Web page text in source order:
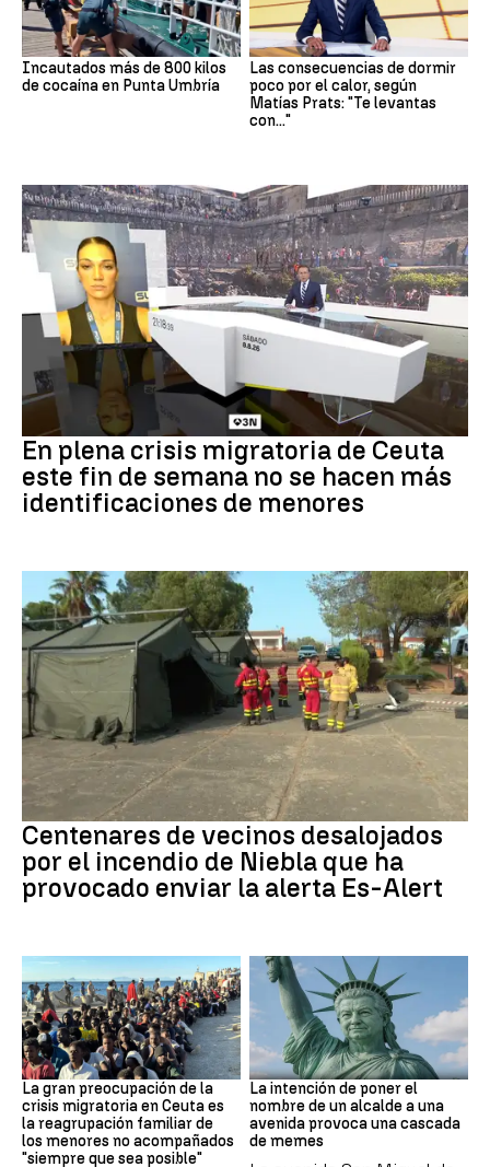
Incautados más de 800 kilos
de cocaína en Punta Umbría
Las consecuencias de dormir
poco por el calor, según
Matías Prats: "Te levantas
con..."
Crisis en Ceuta
En plena crisis migratoria de Ceuta
este fin de semana no se hacen más
identificaciones de menores
Incendio
Centenares de vecinos desalojados
por el incendio de Niebla que ha
provocado enviar la alerta Es-Alert
CRISIS MIGRATORIA
La gran preocupación de la
crisis migratoria en Ceuta es
la reagrupación familiar de
los menores no acompañados
"siempre que sea posible"
MEMES
La intención de poner el
nombre de un alcalde a una
avenida provoca una cascada
de memes